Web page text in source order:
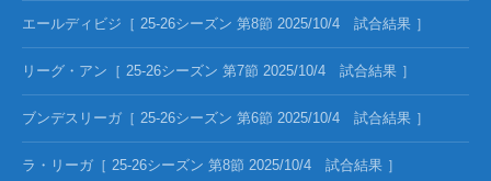
エールディビジ［ 25-26シーズン 第8節 2025/10/4 試合結果 ］
リーグ・アン［ 25-26シーズン 第7節 2025/10/4 試合結果 ］
ブンデスリーガ［ 25-26シーズン 第6節 2025/10/4 試合結果 ］
ラ・リーガ［ 25-26シーズン 第8節 2025/10/4 試合結果 ］